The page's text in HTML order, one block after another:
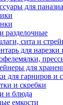
для
разделочные
сита и
для нарезки
для
для гарниров и
и скребки
и блюда
емкости